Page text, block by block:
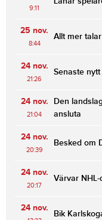
9:11
25 nov.
8:44
Allt mer
24 nov.
21:26
Senaste
24 nov.
21:04
Den
ansluta
24 nov.
20:39
Besked om
24 nov.
20:17
Värvar
24 nov.
Bik